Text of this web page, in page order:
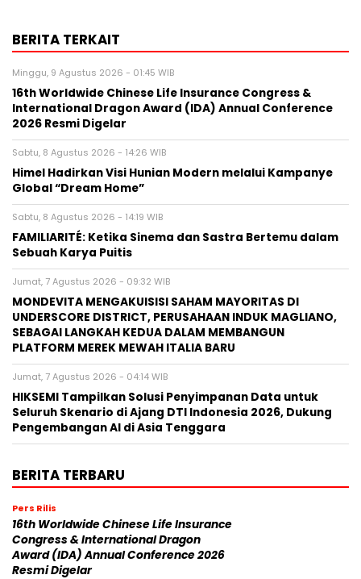
BERITA TERKAIT
Minggu, 9 Agustus 2026 - 01:45 WIB
16th Worldwide Chinese Life Insurance Congress &
International Dragon Award (IDA) Annual Conference
2026 Resmi Digelar
Sabtu, 8 Agustus 2026 - 14:26 WIB
Himel Hadirkan Visi Hunian Modern melalui Kampanye
Global “Dream Home”
Sabtu, 8 Agustus 2026 - 14:19 WIB
FAMILIARITÉ: Ketika Sinema dan Sastra Bertemu dalam
Sebuah Karya Puitis
Jumat, 7 Agustus 2026 - 09:32 WIB
MONDEVITA MENGAKUISISI SAHAM MAYORITAS DI
UNDERSCORE DISTRICT, PERUSAHAAN INDUK MAGLIANO,
SEBAGAI LANGKAH KEDUA DALAM MEMBANGUN
PLATFORM MEREK MEWAH ITALIA BARU
Jumat, 7 Agustus 2026 - 04:14 WIB
HIKSEMI Tampilkan Solusi Penyimpanan Data untuk
Seluruh Skenario di Ajang DTI Indonesia 2026, Dukung
Pengembangan AI di Asia Tenggara
BERITA TERBARU
Pers Rilis
16th Worldwide Chinese Life Insurance
Congress & International Dragon
Award (IDA) Annual Conference 2026
Resmi Digelar